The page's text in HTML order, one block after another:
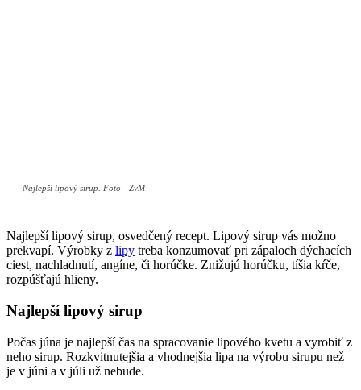
Najlepší lipový sirup. Foto - ZvM
Najlepší lipový sirup, osvedčený recept. Lipový sirup vás možno
prekvapí. Výrobky z lipy treba konzumovať pri zápaloch dýchacích
ciest, nachladnutí, angíne, či horúčke. Znižujú horúčku, tíšia kŕče,
rozpúšťajú hlieny.
Najlepší lipový sirup
Počas júna je najlepší čas na spracovanie lipového kvetu a vyrobiť z
neho sirup. Rozkvitnutejšia a vhodnejšia lipa na výrobu sirupu než
je v júni a v júli už nebude.